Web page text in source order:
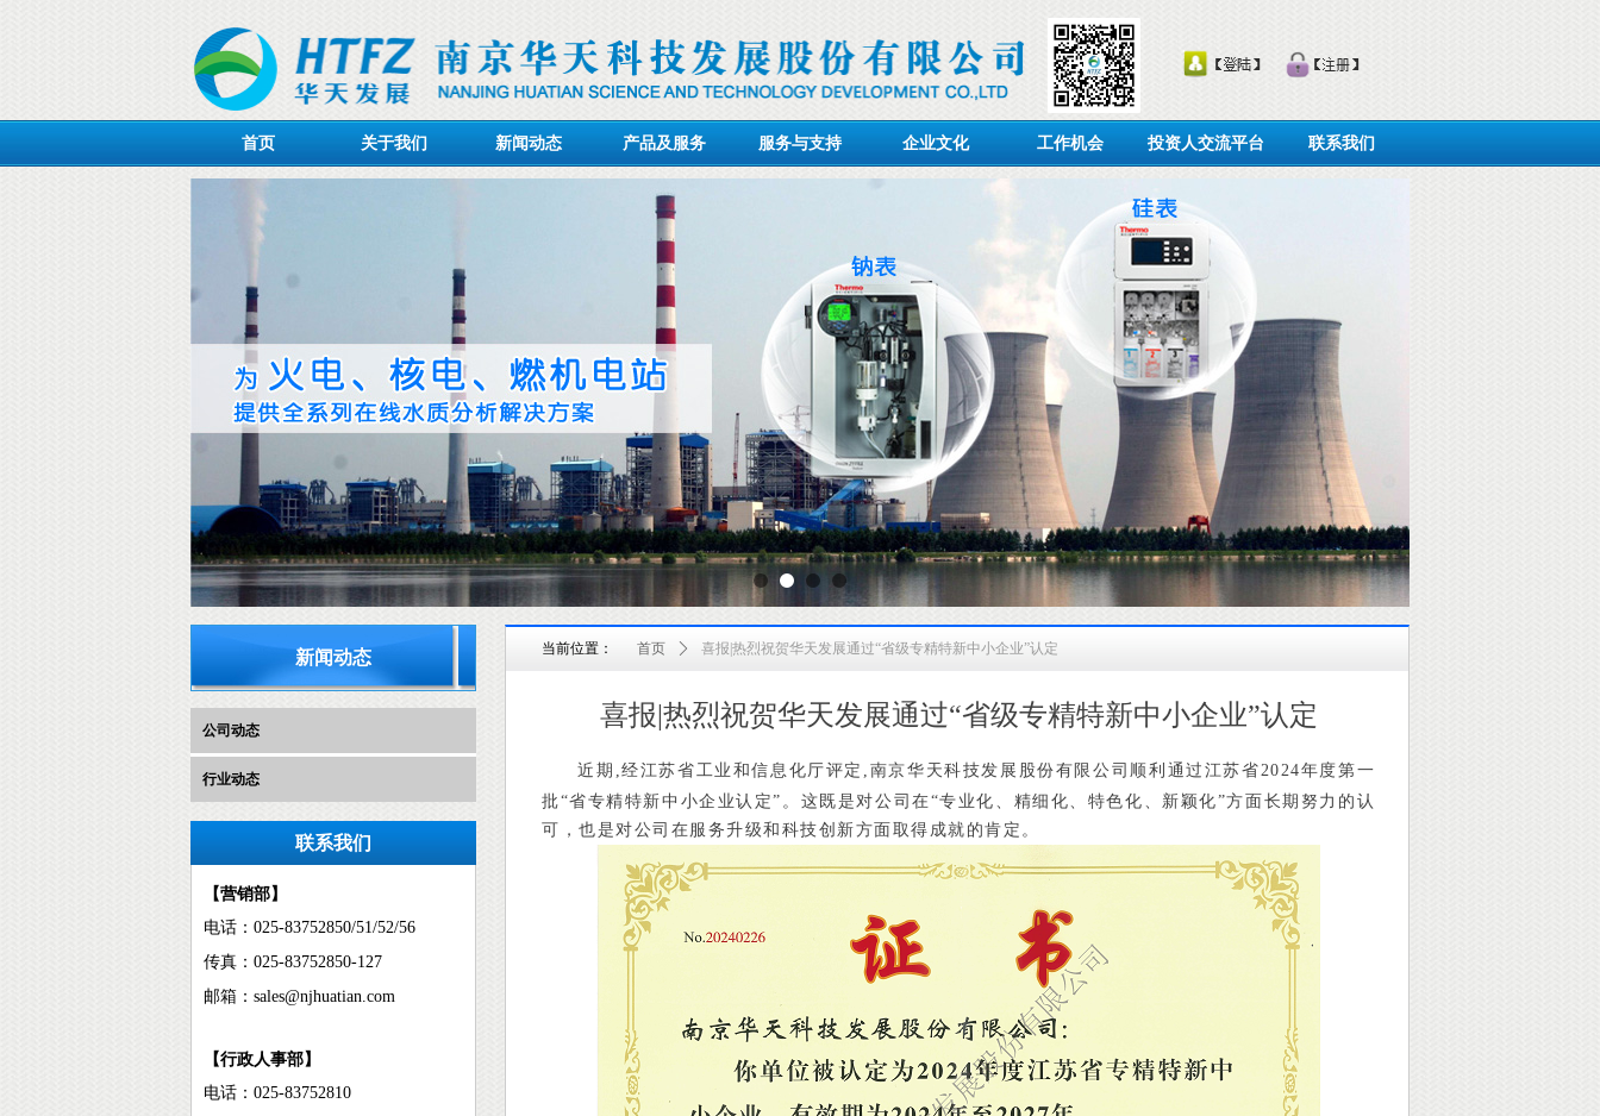
首页 关于我们 新闻动态 产品及服务 服务与支持 企业文化 工作机会 投资人交流平台 联系我们
喜报|热烈祝贺华天发展通过“省级专精特新中小企业”认定
近期,经江苏省工业和信息化厅评定,南京华天科技发展股份有限公司顺利通过江苏省2024年度第一
批“省专精特新中小企业认定”。这既是对公司在“专业化、精细化、特色化、新颖化”方面长期努力的认
可，也是对公司在服务升级和科技创新方面取得成就的肯定。
当前位置： 首页 ꄲ 喜报|热烈祝贺华天发展通过“省级专精特新中小企业”认定
【营销部】
电话： 025-83752850/51/52/56
传真： 025-83752850-127
邮箱： sales@njhuatian.com
【行政人事部】
电话： 025-83752810
联系我们
企业文化
新闻动态
公司动态
行业动态